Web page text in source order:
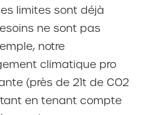
limites sont déjà
ne sont pas
notre
climatique pro
(près de 21t de CO2
en tenant compte